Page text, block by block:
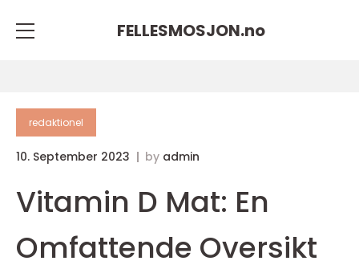
FELLESMOSJON.no
redaktionel
10. September 2023 by admin
Vitamin D Mat: En
Omfattende Oversikt